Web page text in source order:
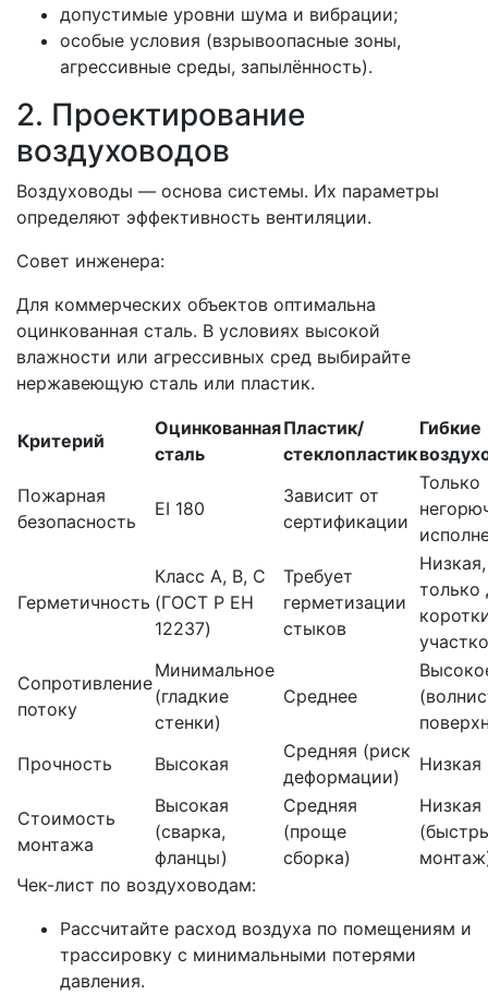
допустимые уровни шума и вибрации;
особые условия (взрывоопасные зоны,
агрессивные среды, запылённость).
2. Проектирование
воздуховодов
Воздуховоды — основа системы. Их параметры
определяют эффективность вентиляции.
Совет инженера:
Для коммерческих объектов оптимальна
оцинкованная сталь. В условиях высокой
влажности или агрессивных сред выбирайте
нержавеющую сталь или пластик.
Критерий
Оцинкованная
сталь
Пластик/
стеклопластик
Гибкие
Пожарная
безопасность
EI 180
Зависит от
сертификации
Только
Герметичность
Класс A, B, C
(ГОСТ Р ЕН
12237)
Требует
герметизации
стыков
Низкая,
только
Сопротивление
потоку
Минимальное
(гладкие
стенки)
Среднее
Прочность
Высокая
Средняя (риск
деформации)
Низкая
Стоимость
монтажа
Высокая
(сварка,
фланцы)
Средняя
(проще
сборка)
Низкая
Чек-лист по воздуховодам:
Рассчитайте расход воздуха по помещениям и
трассировку с минимальными потерями
давления.